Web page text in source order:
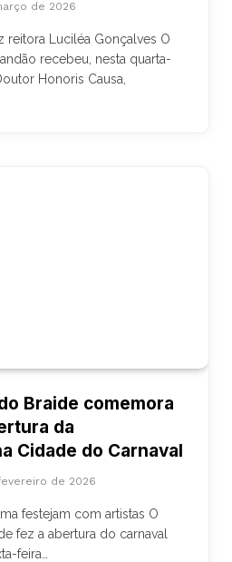
de 2026
reitora Luciléa Gonçalves O
recebeu, nesta quarta-
Honoris Causa,
Braide comemora
da
Cidade do Carnaval
de 2026
festejam com artistas O
fez a abertura do carnaval
feira…